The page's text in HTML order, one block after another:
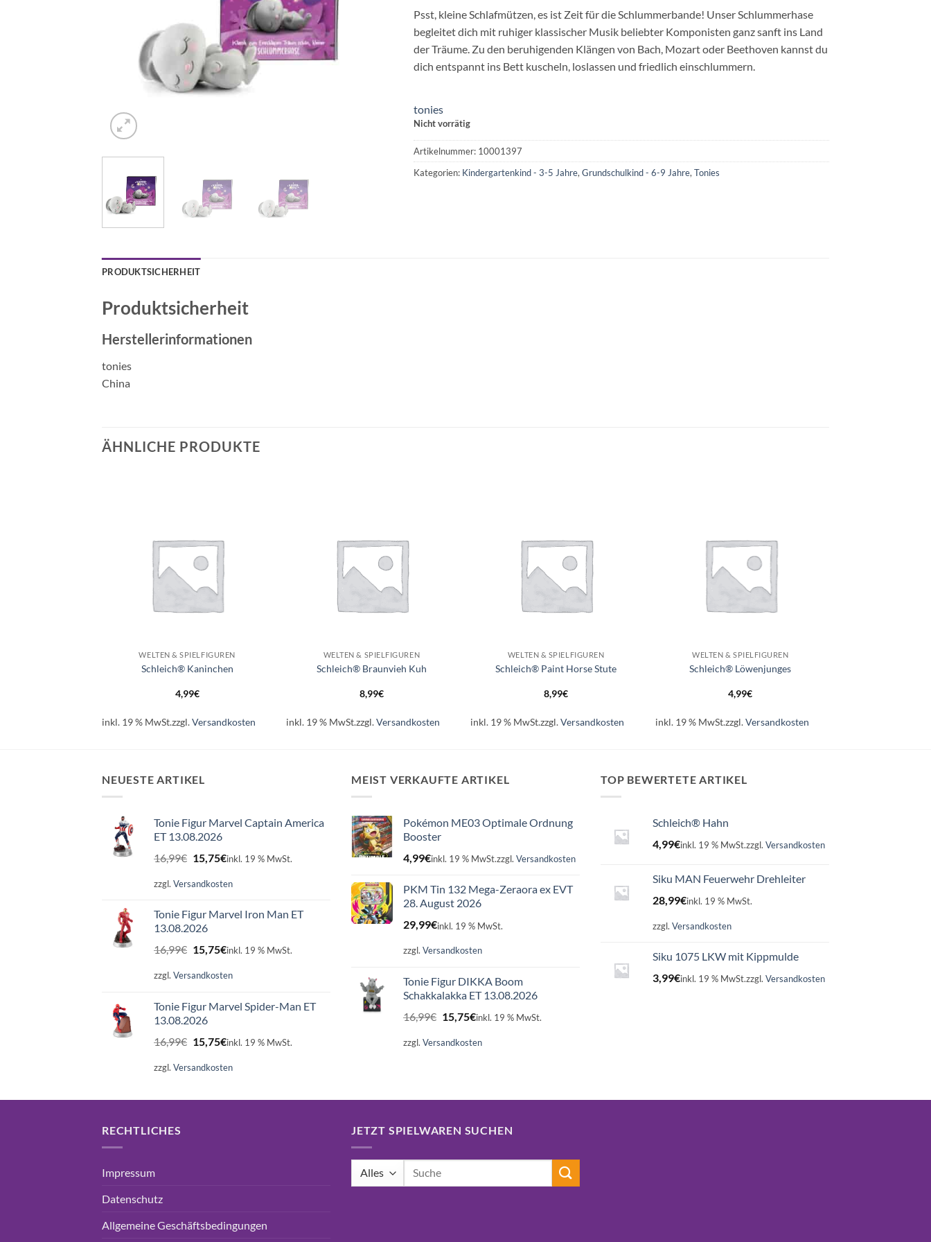
16,99€15,75€.
Psst, kleine Schlafmützen, es ist Zeit für die Schlummerbande! Unser Schlummerhase
begleitet dich mit ruhiger klassischer Musik beliebter Komponisten ganz sanft ins Land
der Träume. Zu den beruhigenden Klängen von Bach, Mozart oder Beethoven kannst du
dich entspannt ins Bett kuscheln, loslassen und friedlich einschlummern.
tonies
Nicht vorrätig
Artikelnummer: 10001397
Kategorien: Kindergartenkind - 3-5 Jahre, Grundschulkind - 6-9 Jahre, Tonies
PRODUKTSICHERHEIT
Produktsicherheit
Herstellerinformationen
tonies
China
ÄHNLICHE PRODUKTE
WELTEN & SPIELFIGUREN
Schleich® Kaninchen
4,99€
inkl. 19 % MwSt.zzgl.Versandkosten
WELTEN & SPIELFIGUREN
Schleich® Braunvieh Kuh
8,99€
inkl. 19 % MwSt.zzgl.Versandkosten
WELTEN & SPIELFIGUREN
Schleich® Paint Horse Stute
8,99€
inkl. 19 % MwSt.zzgl.Versandkosten
WELTEN & SPIELFIGUREN
Schleich® Löwenjunges
4,99€
inkl. 19 % MwSt.zzgl.Versandkosten
NEUESTE ARTIKEL
Tonie Figur Marvel Captain America
ET 13.08.2026
16,99€ Ursprünglicher
Preis
war:
15,75€Aktueller
ist:
inkl. 19 % MwSt.
zzgl. Versandkosten
Tonie Figur Marvel Iron Man ET
13.08.2026
16,99€ Ursprünglicher
Preis
war:
15,75€Aktueller
ist:
inkl. 19 % MwSt.
zzgl. Versandkosten
Tonie Figur Marvel Spider-Man ET
13.08.2026
16,99€ Ursprünglicher
Preis
war:
15,75€Aktueller
ist:
inkl. 19 % MwSt.
zzgl. Versandkosten
MEIST VERKAUFTE ARTIKEL
Pokémon ME03 Optimale Ordnung
Booster
4,99€inkl. 19 % MwSt.zzgl. Versandkosten
PKM Tin 132 Mega-Zeraora ex EVT
28. August 2026
29,99€inkl. 19 % MwSt.
zzgl. Versandkosten
Tonie Figur DIKKA Boom
Schakkalakka ET 13.08.2026
16,99€ Ursprünglicher
Preis
war:
15,75€Aktueller
ist:
inkl. 19 % MwSt.
zzgl. Versandkosten
TOP BEWERTETE ARTIKEL
Schleich® Hahn
4,99€inkl. 19 % MwSt.zzgl. Versandkosten
Siku MAN Feuerwehr Drehleiter
28,99€inkl. 19 % MwSt.
zzgl. Versandkosten
Siku 1075 LKW mit Kippmulde
3,99€inkl. 19 % MwSt.zzgl. Versandkosten
RECHTLICHES
Impressum
Datenschutz
Allgemeine Geschäftsbedingungen
JETZT SPIELWAREN SUCHEN
Suchen